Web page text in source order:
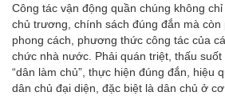
Công tác vận động quần chúng không
chủ trương, chính sách đúng đắn mà còn
phong cách, phương thức công tác của
chức nhà nước. Phải quán triệt, thấu suốt
“dân làm chủ”, thực hiện đúng đắn, hiệu
dân chủ đại diện, đặc biệt là dân chủ ở